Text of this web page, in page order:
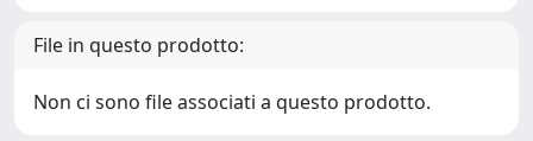
File in questo prodotto:
Non ci sono file associati a questo prodotto.